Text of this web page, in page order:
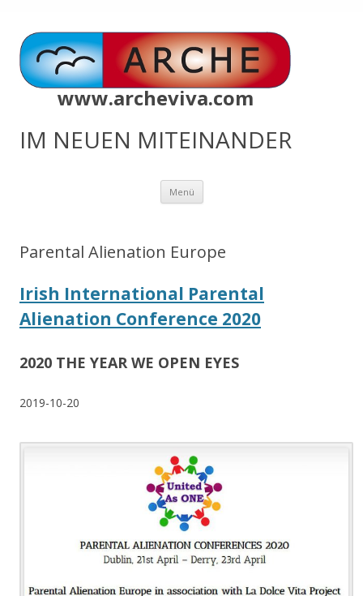
www.archeviva.com
IM NEUEN MITEINANDER
Menü Zum
springen
Parental Alienation Europe
Irish International Parental
Alienation Conference 2020
2020 THE YEAR WE OPEN EYES
2019-10-20